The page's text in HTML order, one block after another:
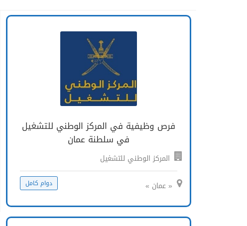
فرص وظيفية في المركز الوطني للتشغيل
في سلطنة عمان
المركز الوطني للتشغيل
« عمان » دوام كامل